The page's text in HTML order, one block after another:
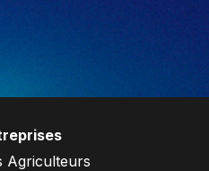
Agriculteurs